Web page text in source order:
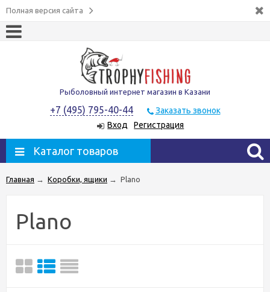
Полная версия сайта
Рыболовный интернет магазин в Казани
+7 (495) 795-40-44
Заказать звонок
Вход
Регистрация
Каталог товаров
Главная → Коробки, ящики → Plano
Plano